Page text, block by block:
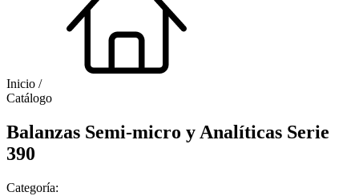
Inicio /
Catálogo
Balanzas Semi-micro y Analíticas Serie
390
Categoría: